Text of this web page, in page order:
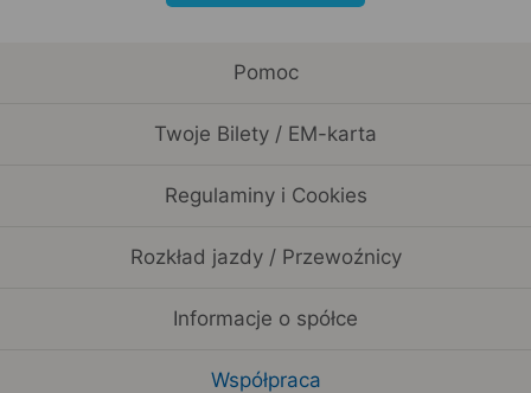
Pomoc
Twoje Bilety / EM-karta
Regulaminy i Cookies
Rozkład jazdy / Przewoźnicy
Informacje o spółce
Współpraca